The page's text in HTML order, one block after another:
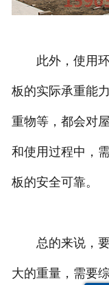
此外，使用环
板的实际承重能
重物等，都会对
和使用过程中，
板的安全可靠。
总的来说，要
大的重量，需要